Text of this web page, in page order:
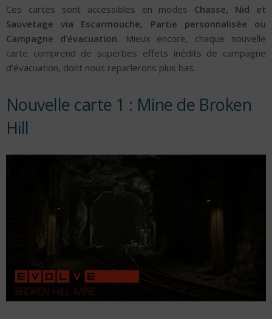
Ces cartes sont accessibles en modes Chasse, Nid et
Sauvetage via Escarmouche, Partie personnalisée ou
Campagne d’évacuation. Mieux encore, chaque nouvelle
carte comprend de superbes effets inédits de campagne
d’évacuation, dont nous reparlerons plus bas.
Nouvelle carte 1 : Mine de Broken
Hill